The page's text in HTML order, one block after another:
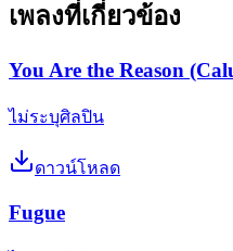
เพลงที่เกี่ยวข้อง
You Are the Reason
ไม่ระบุศิลปิน
ดาวน์โหลด
Fugue